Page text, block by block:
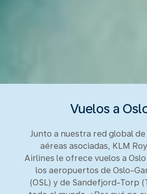
Vuelos a
Junto a nuestra red global
aéreas asociadas, KLM
Airlines le ofrece vuelos a
los aeropuertos de Oslo-
(OSL) y de Sandefjord-Torp